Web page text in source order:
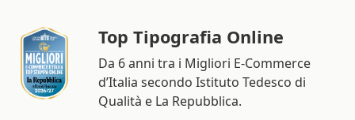
Top Tipografia Online
Da 6 anni tra i Migliori E-Commerce
d’Italia secondo Istituto Tedesco di
Qualità e La Repubblica.